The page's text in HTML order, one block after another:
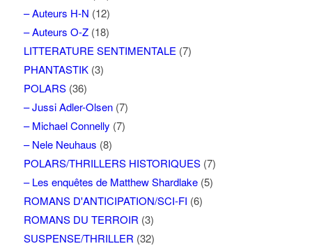
– Auteurs H-N (12)
– Auteurs O-Z(18)
LITTERATURE SENTIMENTALE (7)
PHANTASTIK(3)
POLARS(36)
– Jussi Adler-Olsen(7)
– Michael Connelly (7)
– Nele Neuhaus (8)
POLARS/THRILLERS HISTORIQUES(7)
– Les enquêtes de Matthew Shardlake(5)
ROMANS D'ANTICIPATION/SCI-FI (6)
ROMANS DU TERROIR (3)
SUSPENSE/THRILLER (32)